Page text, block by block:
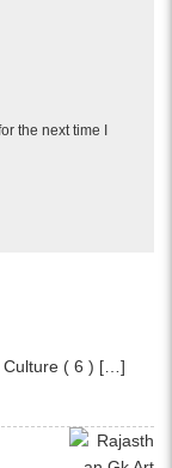
the next time I
Culture ( 6 ) […]